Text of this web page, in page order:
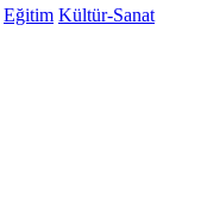
Eğitim Kültür-Sanat